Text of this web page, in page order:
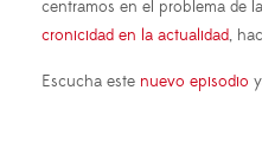
centramos en el problema de la
cronicidad en la actualidad,
Escucha este nuevo episodio